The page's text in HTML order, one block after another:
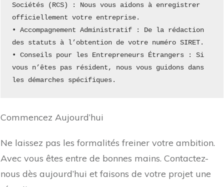
Sociétés (RCS) : Nous vous aidons à enregistrer
officiellement votre entreprise.
• Accompagnement Administratif : De la rédaction
des statuts à l’obtention de votre numéro SIRET.
• Conseils pour les Entrepreneurs Étrangers : Si
vous n’êtes pas résident, nous vous guidons dans
les démarches spécifiques.
Commencez Aujourd’hui
Ne laissez pas les formalités freiner votre ambition.
Avec vous êtes entre de bonnes mains. Contactez-
nous dès aujourd’hui et faisons de votre projet une